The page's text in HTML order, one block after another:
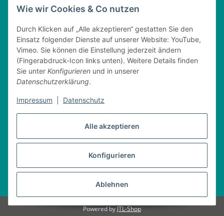
Alle akzeptieren
Konfigurieren
Ablehnen
Wie wir Cookies & Co nutzen
Durch Klicken auf „Alle akzeptieren“ gestatten Sie den
Einsatz folgender Dienste auf unserer Website: YouTube,
Vimeo. Sie können die Einstellung jederzeit ändern
(Fingerabdruck-Icon links unten). Weitere Details finden
Sie unter Konfigurieren und in unserer
Datenschutzerklärung.
Impressum Datenschutz
home@nitschkegmbh.de
Rechtliches
Öffnungszeiten
08:00 - 17:30 Uhr
Dienstag
08:00 - 16:30 Uhr
Mittwoch
08:00 - 17:30 Uhr
08:00 - 16:30 Uhr
Vertrag widerrufen
* Alle Preise inkl. gesetzlicher USt., zzgl.Versand
Powered byJTL-Shop